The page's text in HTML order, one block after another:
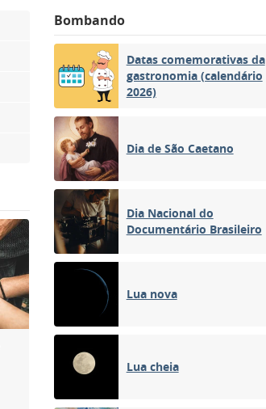
Bombando
Datas comemorativas da
gastronomia (calendário
2026)
Dia de São Caetano
Dia Nacional do
Documentário Brasileiro
Lua nova
Lua cheia